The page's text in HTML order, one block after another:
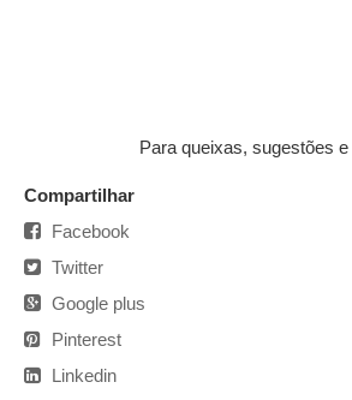
Para queixas, sugestões e
Compartilhar
Facebook
Twitter
Google plus
Pinterest
Linkedin